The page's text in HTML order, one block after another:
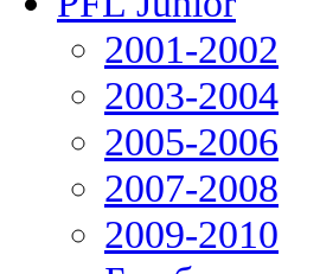
2001-2002
2003-2004
2005-2006
2007-2008
2009-2010